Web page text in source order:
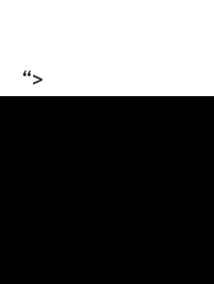
“>